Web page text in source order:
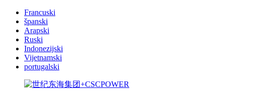
Francuski
španski
Arapski
Ruski
Indonezijski
Vijetnamski
portugalski